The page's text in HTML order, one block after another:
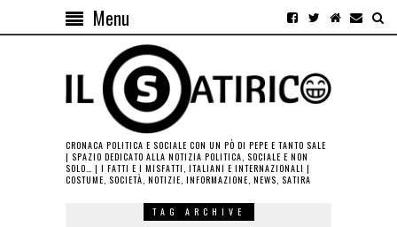
Menu
CRONACA POLITICA E SOCIALE CON UN PÒ DI PEPE E TANTO SALE
| SPAZIO DEDICATO ALLA NOTIZIA POLITICA, SOCIALE E NON
SOLO… | I FATTI E I MISFATTI, ITALIANI E INTERNAZIONALI |
COSTUME, SOCIETÀ, NOTIZIE, INFORMAZIONE, NEWS, SATIRA
TAG ARCHIVE